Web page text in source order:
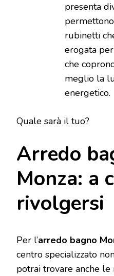
presenta
rubinetti
erogata
che
meglio la
energetico.
Quale sarà il tuo?
Arredo
Monza: a
rivolgersi
Per l’arredo bagno
centro specializzato
potrai trovare anche